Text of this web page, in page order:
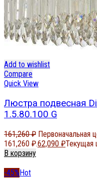
Add to wishlist
Compare
Quick View
Люстра подвесная
1.5.80.100 G
161,260₽ Первоначальная
161,260 ₽.62,090 ₽Текущая
В корзину
-45%Hot